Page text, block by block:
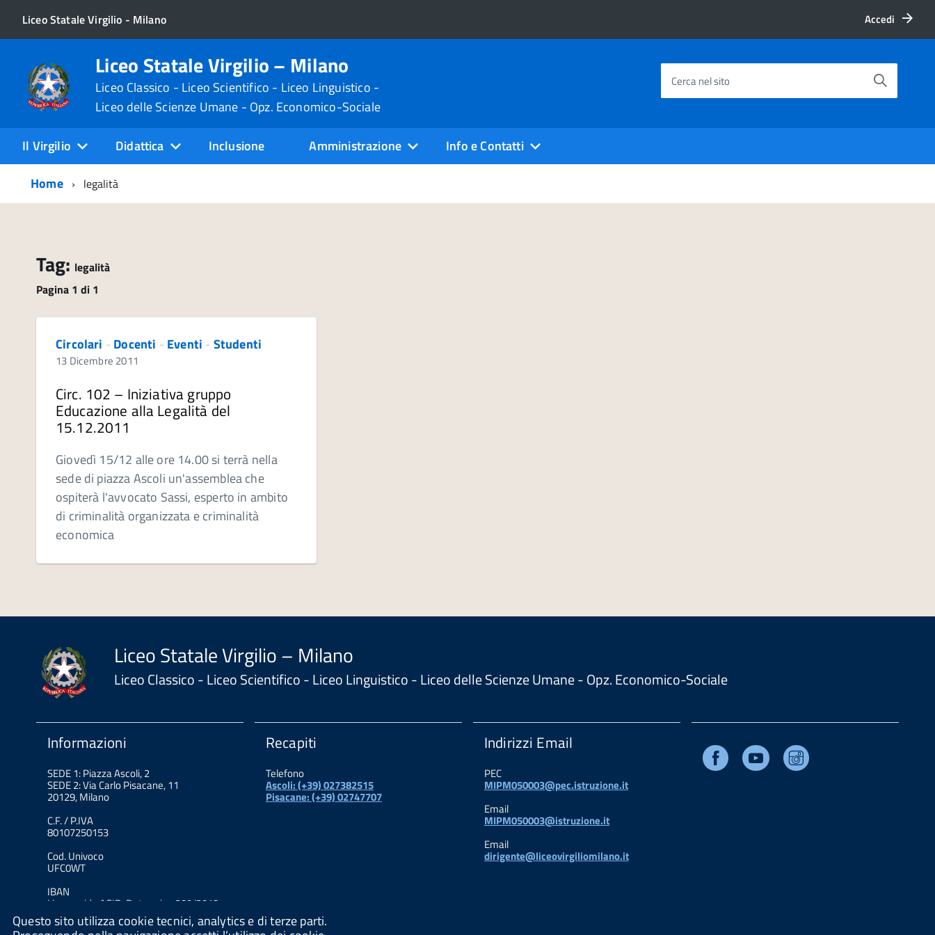
Questo sito utilizza cookie tecnici, analytics e di terze parti.
Liceo Statale Virgilio - Milano Accedi
Liceo Statale Virgilio – Milano
Liceo Classico - Liceo Scientifico - Liceo Linguistico -
Liceo delle Scienze Umane - Opz. Economico-Sociale
Cerca nel sito
Il Virgilio Didattica Inclusione Amministrazione
Info e Contatti
Home
legalità
Tag: legalità
Pagina 1 di 1
Circolari - Docenti - Eventi - Studenti
13 Dicembre 2011
Circ. 102 – Iniziativa gruppo
Educazione alla Legalità del
15.12.2011
Giovedì 15/12 alle ore 14.00 si terrà nella
sede di piazza Ascoli un'assemblea che
ospiterà l'avvocato Sassi, esperto in ambito
di criminalità organizzata e criminalità
economica
Liceo Statale Virgilio – Milano
Liceo Classico - Liceo Scientifico - Liceo Linguistico - Liceo delle Scienze Umane - Opz. Economico-Sociale
Informazioni
SEDE 1: Piazza Ascoli, 2
SEDE 2: Via Carlo Pisacane, 11
20129, Milano
C.F. / P.IVA
80107250153
Cod. Univoco
UFC0WT
IBAN
Linee guida AGID. Determina 209/2018
Recapiti
Telefono
Ascoli: (+39) 027382515
Pisacane: (+39) 02747707
Indirizzi Email
PEC
MIPM050003@pec.istruzione.it
Email
MIPM050003@istruzione.it
Email
dirigente@liceovirgiliomilano.it
Facebook Youtube